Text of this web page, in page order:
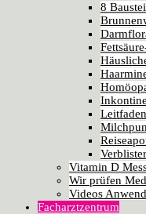
8
Vitamin D
Wir prüfen
Videos
Facharztzentrum